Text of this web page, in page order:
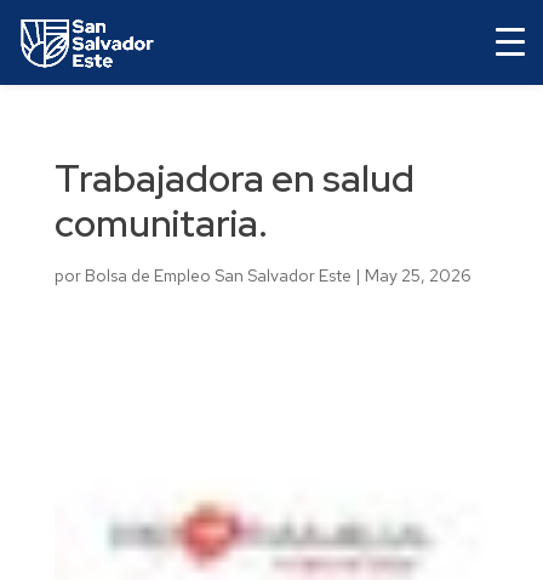
Trabajadora en salud
comunitaria.
por Bolsa de Empleo San Salvador Este | May 25, 2026